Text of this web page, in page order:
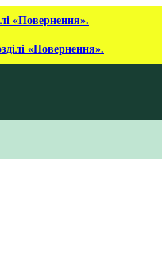
«Повернення».
«Повернення».